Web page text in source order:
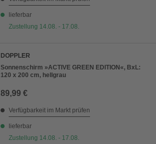
lieferbar
Zustellung 14.08. - 17.08.
DOPPLER
Sonnenschirm »ACTIVE GREEN EDITION«, BxL:
120 x 200 cm, hellgrau
89,99 €
Verfügbarkeit im Markt prüfen
lieferbar
Zustellung 14.08. - 17.08.